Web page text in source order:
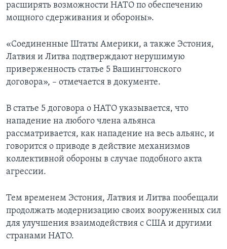
расширять возможности НАТО по обеспечению
мощного сдерживания и обороны».
«Соединенные Штаты Америки, а также Эстония,
Латвия и Литва подтверждают нерушимую
приверженность статье 5 Вашингтонского
договора», – отмечается в документе.
В статье 5 договора о НАТО указывается, что
нападение на любого члена альянса
рассматривается, как нападение на весь альянс, и
говорится о приводе в действие механизмов
коллективной обороны в случае подобного акта
агрессии.
Тем временем Эстония, Латвия и Литва пообещали
продолжать модернизацию своих вооруженных сил
для улучшения взаимодействия с США и другими
странами НАТО.